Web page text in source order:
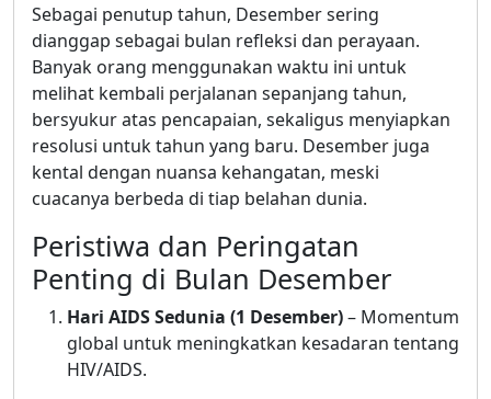
Sebagai penutup tahun, Desember sering
dianggap sebagai bulan refleksi dan perayaan.
Banyak orang menggunakan waktu ini untuk
melihat kembali perjalanan sepanjang tahun,
bersyukur atas pencapaian, sekaligus menyiapkan
resolusi untuk tahun yang baru. Desember juga
kental dengan nuansa kehangatan, meski
cuacanya berbeda di tiap belahan dunia.
Peristiwa dan Peringatan
Penting di Bulan Desember
Hari AIDS Sedunia (1 Desember)– Momentum
global untuk meningkatkan kesadaran tentang
HIV/AIDS.